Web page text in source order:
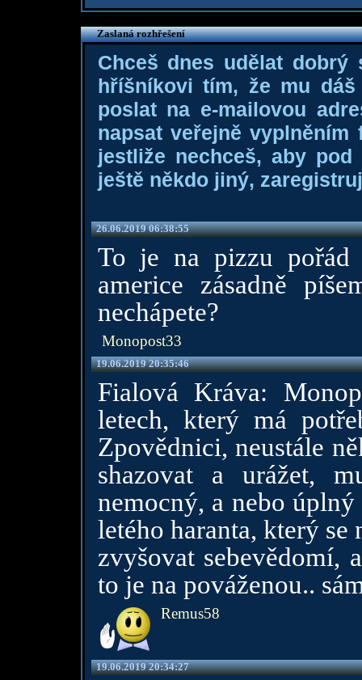
Zaslaná rozhřešení
Chceš dnes udělat dobrý
hříšníkovi tím, že mu
poslat na e-mailovou
napsat veřejně
jestliže nechceš, aby
ještě někdo jiný,
26.06.2019 06:38:55
To je na pizzu
americe zásadně
nechápete?
Monopost33
19.06.2019 20:35:46
Fialová Kráva:
letech, který má
Zpovědnici, neustále
shazovat a urážet,
nemocný, a nebo
letého haranta, který se
zvyšovat sebevědomí,
to je na pováženou..
Remus58
19.06.2019 20:34:27